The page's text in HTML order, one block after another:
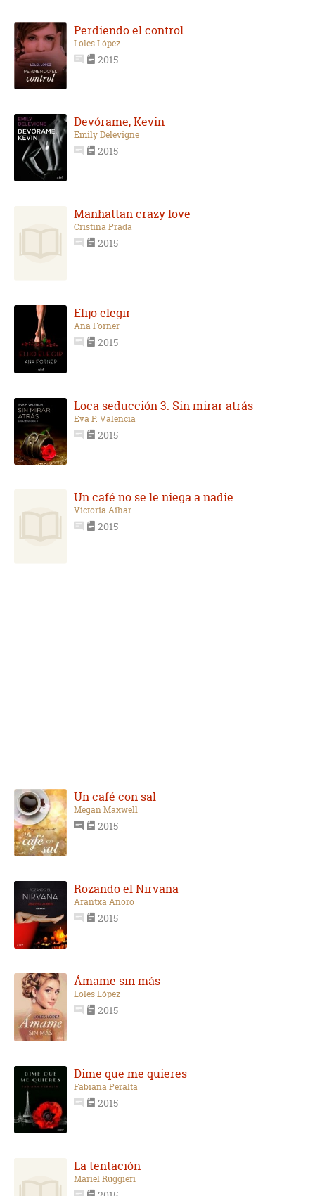
Perdiendo el control
Loles López
2015
Devórame, Kevin
Emily Delevigne
2015
Manhattan crazy love
Cristina Prada
2015
Elijo elegir
Ana Forner
2015
Loca seducción 3. Sin mirar atrás
Eva P. Valencia
2015
Un café no se le niega a nadie
Victoria Aihar
2015
Un café con sal
Megan Maxwell
2015
Rozando el Nirvana
Arantxa Anoro
2015
Ámame sin más
Loles López
2015
Dime que me quieres
Fabiana Peralta
2015
La tentación
Mariel Ruggieri